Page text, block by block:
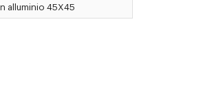
alluminio 45X45